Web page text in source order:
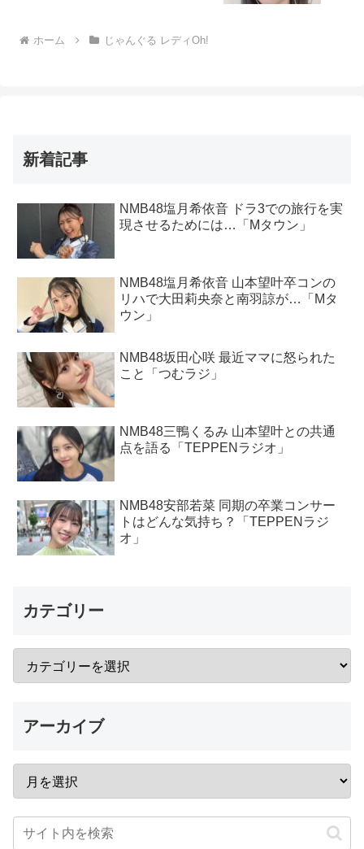
ホーム じゃんぐる レディOh!
新着記事
NMB48塩月希依音 ドラ3での旅行を実
現させるためには…「Mタウン」
NMB48塩月希依音 山本望叶卒コンの
リハで大田莉央奈と南羽諒が…「Mタ
ウン」
NMB48坂田心咲 最近ママに怒られた
こと「つむラジ」
NMB48三鴨くるみ 山本望叶との共通
点を語る「TEPPENラジオ」
NMB48安部若菜 同期の卒業コンサー
トはどんな気持ち？「TEPPENラジ
オ」
カテゴリー
アーカイブ